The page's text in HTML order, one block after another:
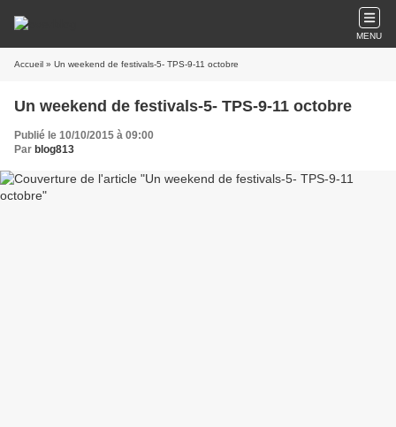
MENU
Accueil » Un weekend de festivals-5- TPS-9-11 octobre
Un weekend de festivals-5- TPS-9-11 octobre
Publié le 10/10/2015 à 09:00
Par blog813